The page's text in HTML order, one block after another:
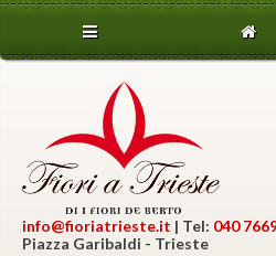
info@fioriatrieste.it | Tel: 040
Piazza Garibaldi - Trieste